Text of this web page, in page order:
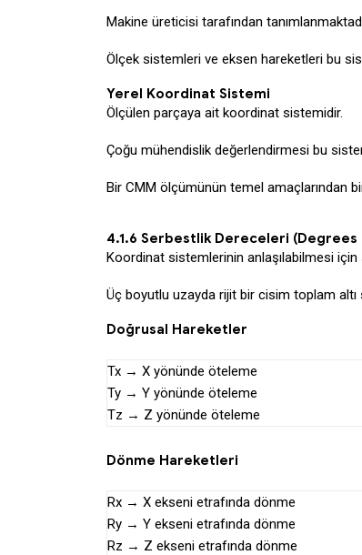
Makine üreticisi tarafından
Ölçek sistemleri ve eksen hareketleri bu
Yerel Koordinat Sistemi
Ölçülen parçaya ait koordinat sistemidir.
Çoğu mühendislik değerlendirmesi bu
Bir CMM ölçümünün temel amaçlarından
4.1.6 Serbestlik Dereceleri
Koordinat sistemlerinin anlaşılabilmesi
Üç boyutlu uzayda rijit bir cisim toplam
Doğrusal Hareketler
Tx → X yönünde öteleme
Ty → Y yönünde öteleme
Tz → Z yönünde öteleme
Dönme Hareketleri
Rx → X ekseni etrafında dönme
Ry → Y ekseni etrafında dönme
Rz → Z ekseni etrafında dönme